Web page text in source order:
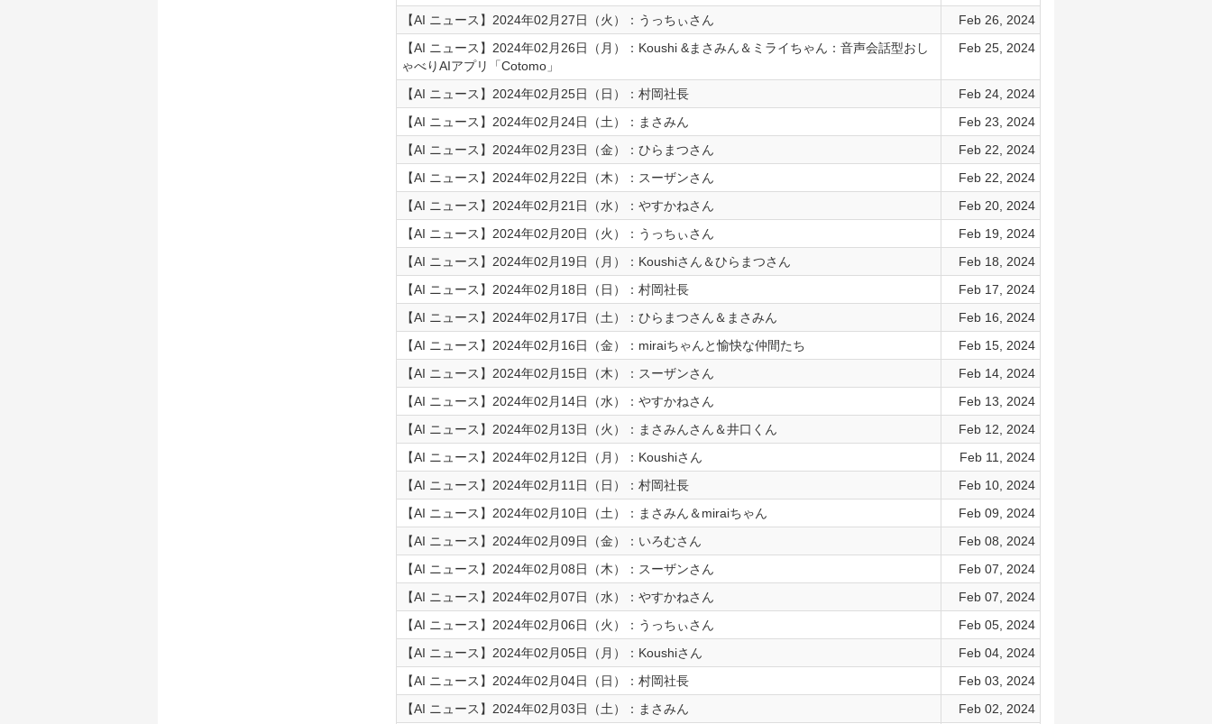
【AI ニュース】2024年02月27日（火）：うっちぃさん
Feb 26, 2024
【AI ニュース】2024年02月26日（月）：Koushi &まさみん＆ミライちゃん：音声会話型おし
ゃべりAIアプリ「Cotomo」
Feb 25, 2024
【AI ニュース】2024年02月25日（日）：村岡社長
Feb 24, 2024
【AI ニュース】2024年02月24日（土）：まさみん
Feb 23, 2024
【AI ニュース】2024年02月23日（金）：ひらまつさん
Feb 22, 2024
【AI ニュース】2024年02月22日（木）：スーザンさん
Feb 22, 2024
【AI ニュース】2024年02月21日（水）：やすかねさん
Feb 20, 2024
【AI ニュース】2024年02月20日（火）：うっちぃさん
Feb 19, 2024
【AI ニュース】2024年02月19日（月）：Koushiさん＆ひらまつさん
Feb 18, 2024
【AI ニュース】2024年02月18日（日）：村岡社長
Feb 17, 2024
【AI ニュース】2024年02月17日（土）：ひらまつさん＆まさみん
Feb 16, 2024
【AI ニュース】2024年02月16日（金）：miraiちゃんと愉快な仲間たち
Feb 15, 2024
【AI ニュース】2024年02月15日（木）：スーザンさん
Feb 14, 2024
【AI ニュース】2024年02月14日（水）：やすかねさん
Feb 13, 2024
【AI ニュース】2024年02月13日（火）：まさみんさん＆井口くん
Feb 12, 2024
【AI ニュース】2024年02月12日（月）：Koushiさん
Feb 11, 2024
【AI ニュース】2024年02月11日（日）：村岡社長
Feb 10, 2024
【AI ニュース】2024年02月10日（土）：まさみん＆miraiちゃん
Feb 09, 2024
【AI ニュース】2024年02月09日（金）：いろむさん
Feb 08, 2024
【AI ニュース】2024年02月08日（木）：スーザンさん
Feb 07, 2024
【AI ニュース】2024年02月07日（水）：やすかねさん
Feb 07, 2024
【AI ニュース】2024年02月06日（火）：うっちぃさん
Feb 05, 2024
【AI ニュース】2024年02月05日（月）：Koushiさん
Feb 04, 2024
【AI ニュース】2024年02月04日（日）：村岡社長
Feb 03, 2024
【AI ニュース】2024年02月03日（土）：まさみん
Feb 02, 2024